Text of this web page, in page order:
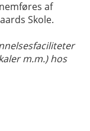
af
Skole.
m.m.) hos